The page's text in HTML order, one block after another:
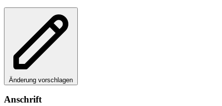
Änderung vorschlagen
Anschrift